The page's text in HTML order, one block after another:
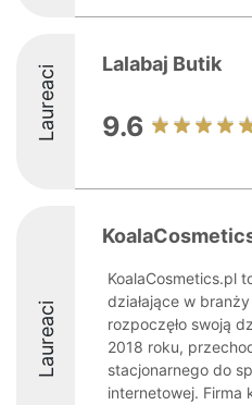
Laureaci Lalabaj Butik
9.6
Laureaci
KoalaCosmetics.pl
działające w
rozpoczęło swoją
2018 roku,
stacjonarnego do
internetowej. Firma